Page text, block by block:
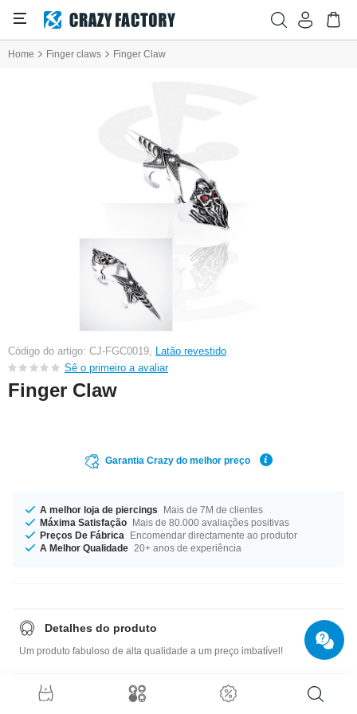
Home Finger claws Finger Claw
Código do artigo: CJ-FGC0019, Latão revestido
Sê o primeiro a avaliar
Finger Claw
Garantia Crazy do melhor preço
A melhor loja de piercings
Mais de 7M de clientes
Máxima Satisfação Mais de 80.000 avaliações positivas
Preços De Fábrica
Encomendar directamente ao produtor
A Melhor Qualidade 20+ anos de experiência
Detalhes do produto
Um produto fabuloso de alta qualidade a um preço imbatível!
Guia de tamanhos